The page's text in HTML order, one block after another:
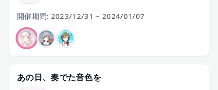
開催期間: 2023/12/31 ~ 2024/01/07
あの日、奏でた音色を